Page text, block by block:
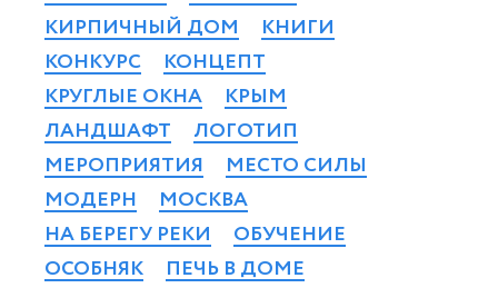
КИРПИЧНЫЙ ДОМ
КНИГИ
КОНКУРС
КОНЦЕПТ
КРУГЛЫЕ ОКНА
КРЫМ
ЛАНДШАФТ
ЛОГОТИП
МЕРОПРИЯТИЯ
МЕСТО СИЛЫ
МОДЕРН
МОСКВА
НА БЕРЕГУ РЕКИ
ОБУЧЕНИЕ
ОСОБНЯК
ПЕЧЬ В ДОМЕ